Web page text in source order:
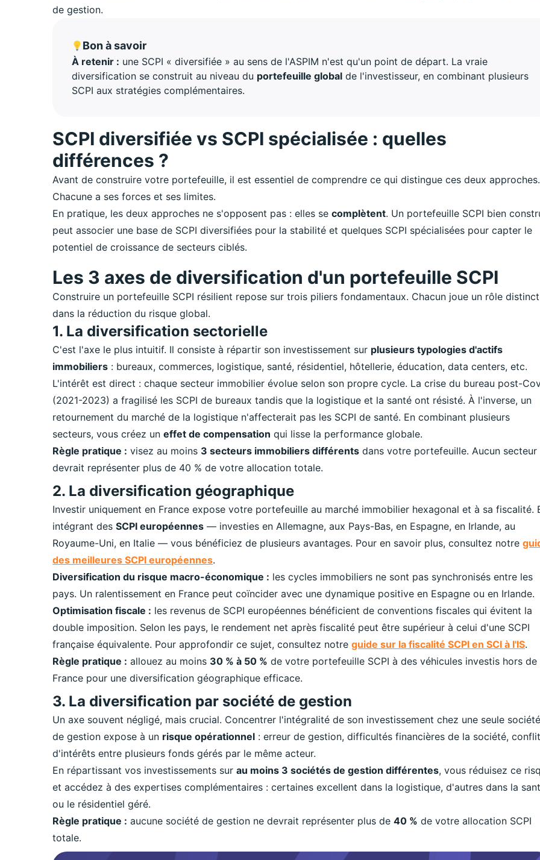
de gestion.
Bon à savoir
À retenir : une SCPI « diversifiée » au sens de l'ASPIM n'est qu'un point de départ. La vraie
diversification se construit au niveau du portefeuille global de l'investisseur, en combinant plusieurs
SCPI aux stratégies complémentaires.
SCPI diversifiée vs SCPI spécialisée : quelles
différences ?
Avant de construire votre portefeuille, il est essentiel de comprendre ce qui distingue ces deux approches.
Chacune a ses forces et ses limites.
En pratique, les deux approches ne s'opposent pas : elles secomplètent. Un portefeuille SCPI bien
peut associer une base de SCPI diversifiées pour la stabilité et quelques SCPI spécialisées pour capter le
potentiel de croissance de secteurs ciblés.
Les 3 axes de diversification d'un portefeuille SCPI
Construire un portefeuille SCPI résilient repose sur trois piliers fondamentaux. Chacun joue un rôle distinct
dans la réduction du risque global.
1. La diversification sectorielle
C'est l'axe le plus intuitif. Il consiste à répartir son investissement sur plusieurs typologies d'actifs
immobiliers : bureaux, commerces, logistique, santé, résidentiel, hôtellerie, éducation, data centers, etc.
L'intérêt est direct : chaque secteur immobilier évolue selon son propre cycle. La crise du bureau post-
(2021-2023) a fragilisé les SCPI de bureaux tandis que la logistique et la santé ont résisté. À l'inverse, un
retournement du marché de la logistique n'affecterait pas les SCPI de santé. En combinant plusieurs
secteurs, vous créez uneffet de compensation qui lisse la performance globale.
Règle pratique : visez au moins 3 secteurs immobiliers différents dans votre portefeuille. Aucun secteur
devrait représenter plus de 40 % de votre allocation totale.
2. La diversification géographique
Investir uniquement en France expose votre portefeuille au marché immobilier hexagonal et à sa fiscalité.
intégrant desSCPI européennes — investies en Allemagne, aux Pays-Bas, en Espagne, en Irlande, au
Royaume-Uni, en Italie — vous bénéficiez de plusieurs avantages. Pour en savoir plus, consultez notre
des meilleures SCPI européennes.
Diversification du risque macro-économique : les cycles immobiliers ne sont pas synchronisés entre les
pays. Un ralentissement en France peut coïncider avec une dynamique positive en Espagne ou en Irlande.
Optimisation fiscale : les revenus de SCPI européennes bénéficient de conventions fiscales qui évitent la
double imposition. Selon les pays, le rendement net après fiscalité peut être supérieur à celui d'une SCPI
française équivalente. Pour approfondir ce sujet, consultez notreguide sur la fiscalité SCPI en SCI à l'IS.
Règle pratique : allouez au moins 30 % à 50 % de votre portefeuille SCPI à des véhicules investis hors de
France pour une diversification géographique efficace.
3. La diversification par société de gestion
Un axe souvent négligé, mais crucial. Concentrer l'intégralité de son investissement chez une seule société
de gestion expose à un risque opérationnel : erreur de gestion, difficultés financières de la société, conflit
d'intérêts entre plusieurs fonds gérés par le même acteur.
En répartissant vos investissements surau moins 3 sociétés de gestion différentes, vous réduisez ce
et accédez à des expertises complémentaires : certaines excellent dans la logistique, d'autres dans la
ou le résidentiel géré.
Règle pratique : aucune société de gestion ne devrait représenter plus de40 % de votre allocation SCPI
totale.